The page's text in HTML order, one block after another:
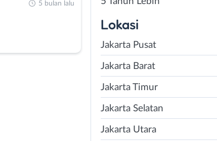
5 bulan lalu
Lokasi
Jakarta Pusat
Jakarta Barat
Jakarta Timur
Jakarta Selatan
Jakarta Utara